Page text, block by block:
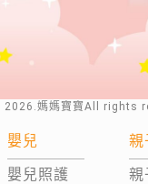
2026 .媽媽寶寶All rights
嬰兒
嬰兒照護
親
親